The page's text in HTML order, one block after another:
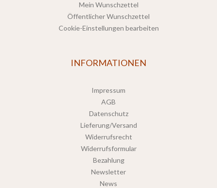
Mein Wunschzettel
Öffentlicher Wunschzettel
Cookie-Einstellungen bearbeiten
INFORMATIONEN
Impressum
AGB
Datenschutz
Lieferung/Versand
Widerrufsrecht
Widerrufsformular
Bezahlung
Newsletter
News